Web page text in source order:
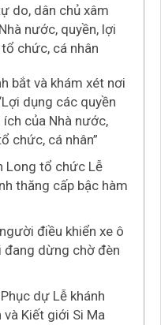
do, dân chủ xâm
nước, quyền, lợi
chức, cá nhân
bắt và khám xét nơi
dụng các quyền
của Nhà nước,
chức, cá nhân”
Long tổ chức Lễ
thăng cấp bậc hàm
điều khiển xe ô
dừng chờ đèn
dự Lễ khánh
và Kiết giới Si Ma